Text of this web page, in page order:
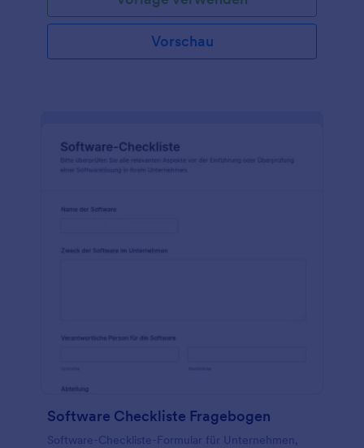
Vorschau
Software Checkliste Fragebogen
Software-Checkliste-Formular für Unternehmen,